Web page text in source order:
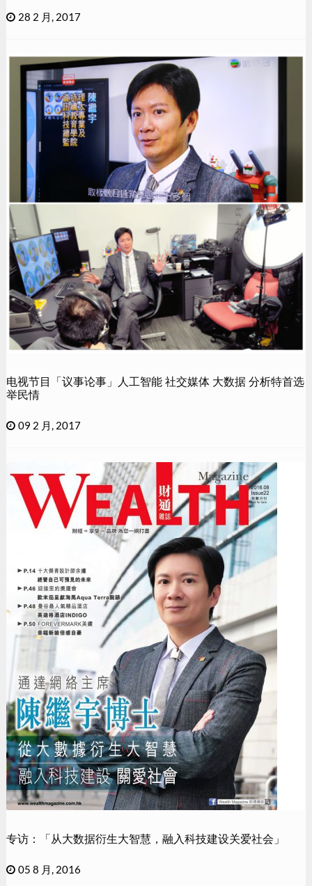
28 2 月, 2017
电视节目「议事论事」人工智能 社交媒体 大数据 分析特首选
举民情
09 2 月, 2017
专访：「从大数据衍生大智慧，融入科技建设关爱社会」
05 8 月, 2016